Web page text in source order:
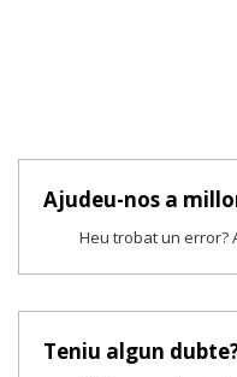
Ajudeu-nos a
Heu trobat un error?
Teniu algun